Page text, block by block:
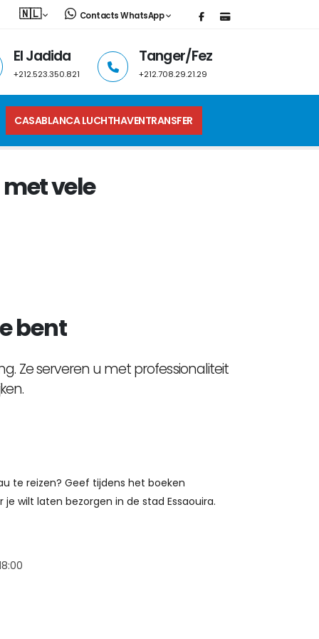
🇳🇱 Contacts WhatsApp
El Jadida
+212.523.350.821
Tanger/Fez
+212.708.29.21.29
CASABLANCA LUCHTHAVENTRANSFER
vele
bent
Ze serveren u met professionaliteit
te reizen? Geef tijdens het boeken
wilt laten bezorgen in de stad Essaouira.